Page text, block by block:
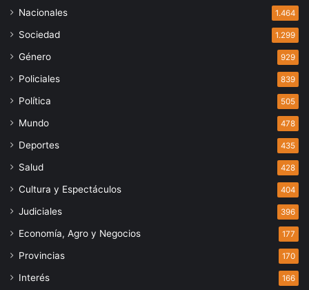
Nacionales 1.464
Sociedad 1.299
Género 929
Policiales 839
Política 505
Mundo 478
Deportes 435
Salud 428
Cultura y Espectáculos 404
Judiciales 396
Economía, Agro y Negocios 177
Provincias 170
Interés 166